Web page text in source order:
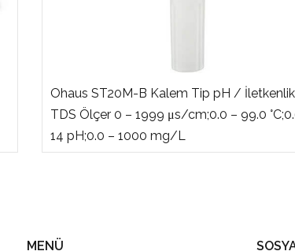
Ohaus ST20M-B Kalem Tip pH /
TDS Ölçer 0 – 1999 μs/cm;0.0 – 99.0
14 pH;0.0 – 1000 mg/L
MENÜ